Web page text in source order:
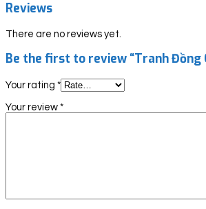
Reviews
There are no reviews yet.
Be the first to review “Tranh Đồng
Your rating *
Your review *